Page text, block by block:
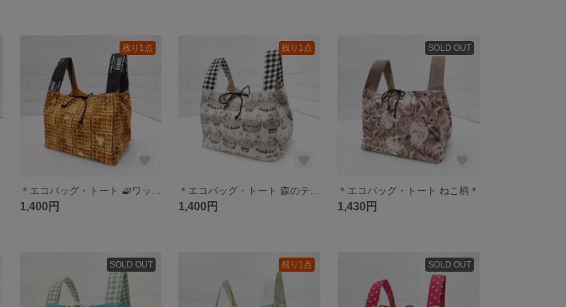
残り1点
1,400円
残り1点
1,400円
SOLD OUT
＊エコバッグ・トート ねこ柄＊
1,430円
SOLD OUT 残り1点 SOLD OUT